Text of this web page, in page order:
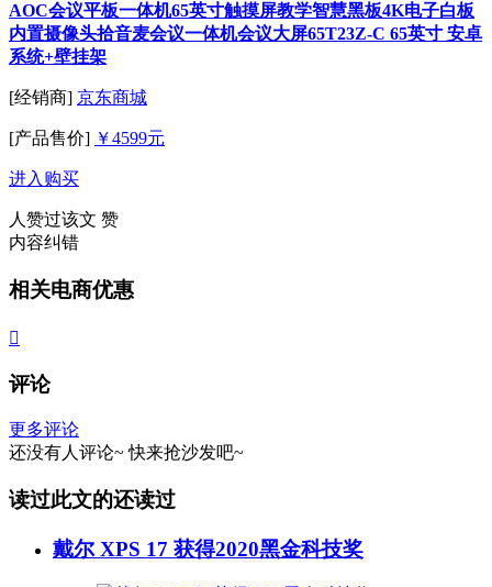
AOC会议平板一体机65英寸触摸屏教学智慧黑板4K电子白板
内置摄像头拾音麦会议一体机会议大屏65T23Z-C 65英寸 安卓
系统+壁挂架
[经销商] 京东商城
[产品售价] ￥4599元
进入购买
人赞过该文 赞
内容纠错
相关电商优惠

评论
更多评论
还没有人评论~ 快来抢沙发吧~
读过此文的还读过
戴尔 XPS 17 获得2020黑金科技奖